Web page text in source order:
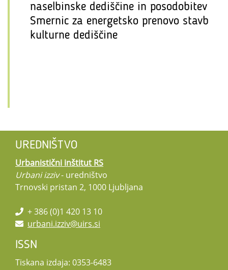
naselbinske dediščine in posodobitev
Smernic za energetsko prenovo stavb
kulturne dediščine
UREDNIŠTVO
Urbanistični inštitut RS
Urbani izziv- uredništvo
Trnovski pristan 2, 1000 Ljubljana
+ 386 (0)1 420 13 10
urbani.izziv@uirs.si
ISSN
Tiskana izdaja: 0353-6483